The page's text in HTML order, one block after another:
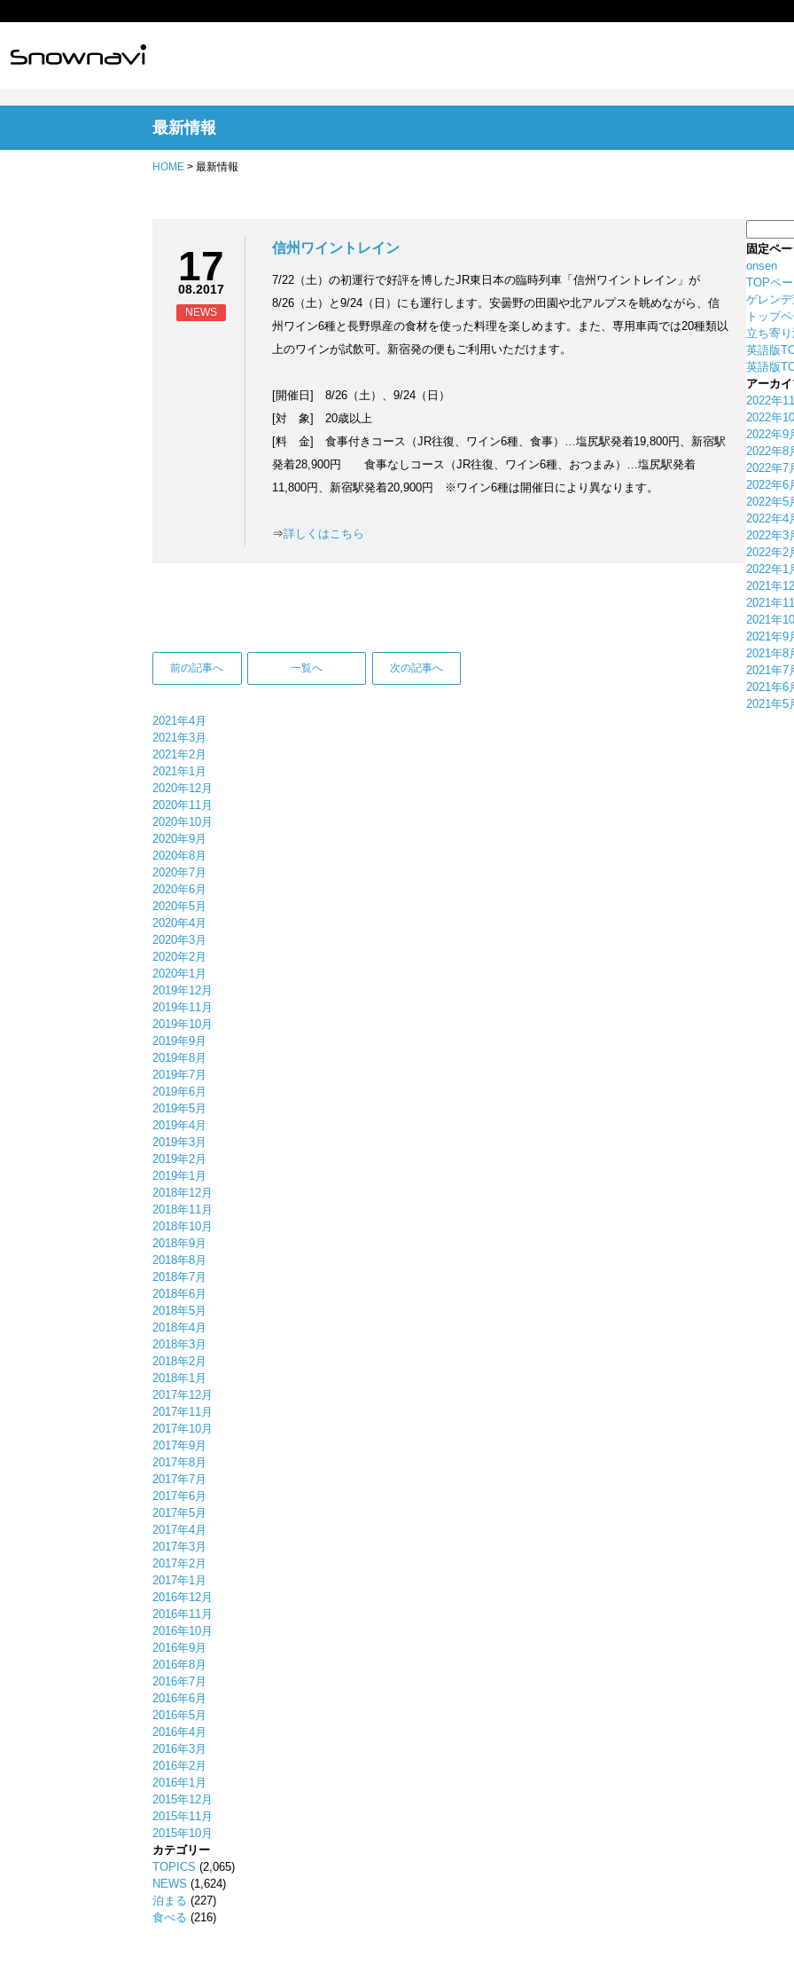
最新情報
HOME > 最新情報
17
08.2017
NEWS
信州ワイントレイン
7/22（土）の初運行で好評を博したJR東日本の臨時列車「信州ワイントレイン」が
8/26（土）と9/24（日）にも運行します。安曇野の田園や北アルプスを眺めながら、信
州ワイン6種と長野県産の食材を使った料理を楽しめます。また、専用車両では20種類以
上のワインが試飲可。新宿発の便もご利用いただけます。
[開催日] 8/26（土）、9/24（日）
[対 象] 20歳以上
[料 金] 食事付きコース（JR往復、ワイン6種、食事）…塩尻駅発着19,800円、新宿駅
発着28,900円 食事なしコース（JR往復、ワイン6種、おつまみ）…塩尻駅発着
11,800円、新宿駅発着20,900円 ※ワイン6種は開催日により異なります。
⇒詳しくはこちら
前の記事へ 一覧へ 次の記事へ
索:
固定ペ
onsen
TOPペ
ゲレン
トップ
立ち寄
英語版
英語版
アーカ
2022年
2022年
2022年9
2022年8
2022年7
2022年6
2022年5
2022年4
2022年3
2022年2
2022年1
2021年
2021年
2021年
2021年9
2021年8
2021年7
2021年6
2021年5
2021年4月
2021年3月
2021年2月
2021年1月
2020年12月
2020年11月
2020年10月
2020年9月
2020年8月
2020年7月
2020年6月
2020年5月
2020年4月
2020年3月
2020年2月
2020年1月
2019年12月
2019年11月
2019年10月
2019年9月
2019年8月
2019年7月
2019年6月
2019年5月
2019年4月
2019年3月
2019年2月
2019年1月
2018年12月
2018年11月
2018年10月
2018年9月
2018年8月
2018年7月
2018年6月
2018年5月
2018年4月
2018年3月
2018年2月
2018年1月
2017年12月
2017年11月
2017年10月
2017年9月
2017年8月
2017年7月
2017年6月
2017年5月
2017年4月
2017年3月
2017年2月
2017年1月
2016年12月
2016年11月
2016年10月
2016年9月
2016年8月
2016年7月
2016年6月
2016年5月
2016年4月
2016年3月
2016年2月
2016年1月
2015年12月
2015年11月
2015年10月
カテゴリー
TOPICS (2,065)
NEWS (1,624)
泊まる (227)
食べる (216)